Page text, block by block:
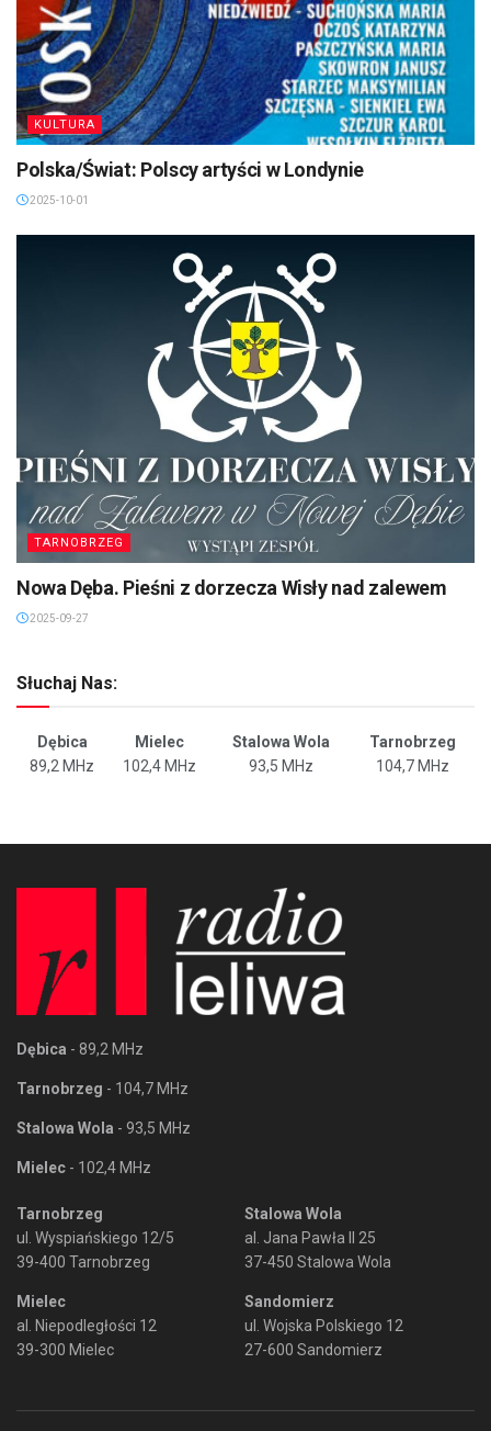
KULTURA
Polska/Świat: Polscy artyści w Londynie
2025-10-01
TARNOBRZEG
Nowa Dęba. Pieśni z dorzecza Wisły nad zalewem
2025-09-27
Słuchaj Nas:
Dębica Mielec Stalowa Wola
Tarnobrzeg
89,2 MHz
102,4 MHz 93,5 MHz 104,7 MHz
Dębica - 89,2 MHz
Tarnobrzeg - 104,7 MHz
Stalowa Wola - 93,5 MHz
Mielec - 102,4 MHz
Tarnobrzeg
ul. Wyspiańskiego 12/5
39-400 Tarnobrzeg
Mielec
al. Niepodległości 12
39-300 Mielec
Stalowa Wola
al. Jana Pawła II 25
37-450 Stalowa Wola
Sandomierz
ul. Wojska Polskiego 12
27-600 Sandomierz